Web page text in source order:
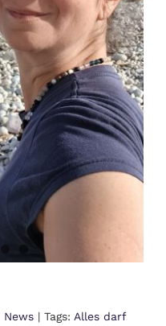
News | Tags: Alles darf